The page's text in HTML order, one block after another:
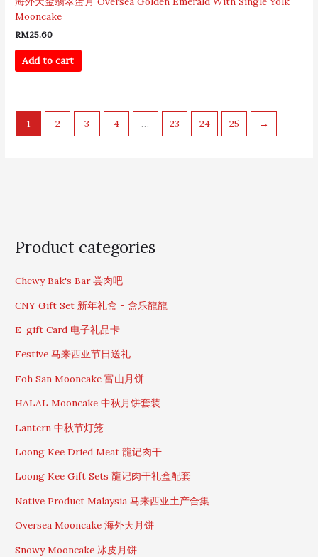
Mooncake
RM25.60
Add to cart
1 2 3 4 … 23 24 25 →
Product categories
Chewy Bak's Bar 尝肉吧
CNY Gift Set 新年礼盒 - 盒乐龍龍
E-gift Card 电子礼品卡
Festive 马来西亚节日送礼
Foh San Mooncake 富山月饼
HALAL Mooncake 中秋月饼套装
Lantern 中秋节灯笼
Loong Kee Dried Meat 龍记肉干
Loong Kee Gift Sets 龍记肉干礼盒配套
Native Product Malaysia 马来西亚土产合集
Oversea Mooncake 海外天月饼
Snowy Mooncake 冰皮月饼
S
e
r
h
f
r